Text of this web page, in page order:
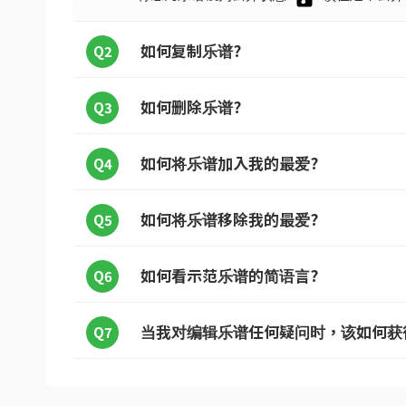
Q2 如何复制乐谱?
Q3 如何删除乐谱?
Q4 如何将乐谱加入我的最爱?
Q5 如何将乐谱移除我的最爱?
Q6 如何看示范乐谱的简语言?
Q7 当我对编辑乐谱任何疑问时，该如何